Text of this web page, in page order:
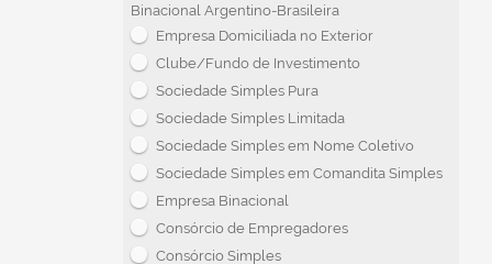
Binacional Argentino-Brasileira
Empresa Domiciliada no Exterior
Clube/Fundo de Investimento
Sociedade Simples Pura
Sociedade Simples Limitada
Sociedade Simples em Nome Coletivo
Sociedade Simples em Comandita Simples
Empresa Binacional
Consórcio de Empregadores
Consórcio Simples